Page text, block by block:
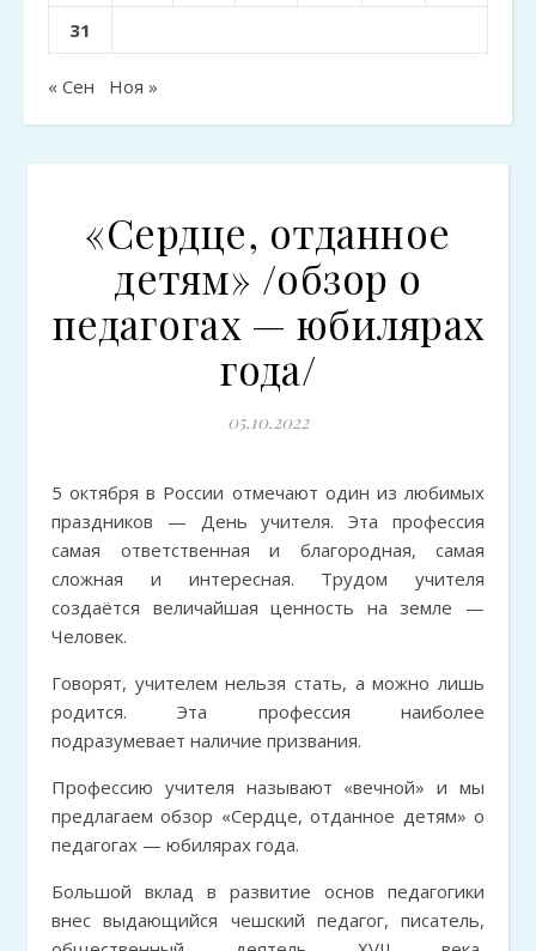
31
« Сен Ноя »
«Сердце, отданное
детям» /обзор о
педагогах — юбилярах
года/
05.10.2022
5 октября в России отмечают один из любимых
праздников — День учителя. Эта профессия
самая ответственная и благородная, самая
сложная и интересная. Трудом учителя
создаётся величайшая ценность на земле —
Человек.
Говорят, учителем нельзя стать, а можно лишь
родится. Эта профессия наиболее
подразумевает наличие призвания.
Профессию учителя называют «вечной» и мы
предлагаем обзор «Сердце, отданное детям» о
педагогах — юбилярах года.
Большой вклад в развитие основ педагогики
внес выдающийся чешский педагог, писатель,